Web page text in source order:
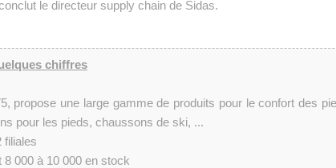
le directeur supply chain de Sidas.
chiffres
propose une large gamme de produits pour le confort des
pour les pieds, chaussons de ski, ...
filiales
8 000 à 10 000 en stock